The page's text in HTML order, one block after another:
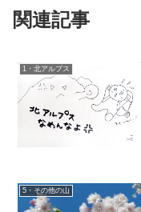
関連記事
1・北アルプス
5・その他の山